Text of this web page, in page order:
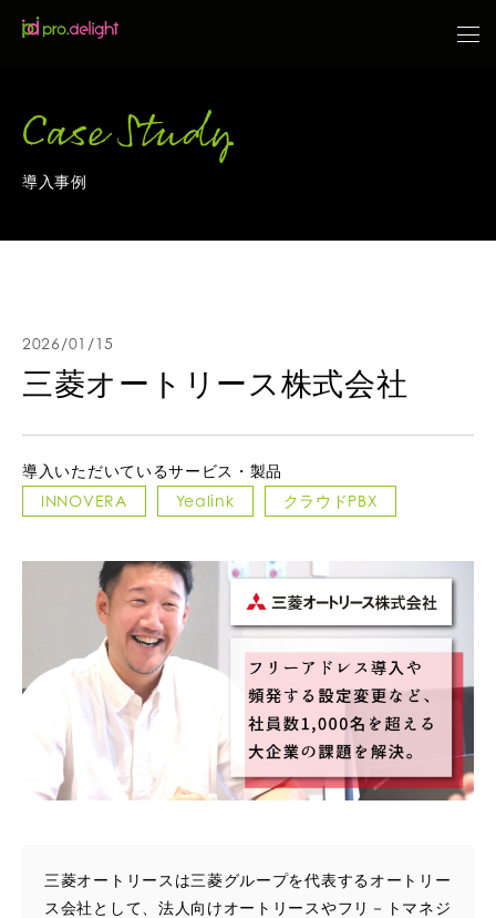
Case Study
導入事例
2026/01/15
三菱オートリース株式会社
導入いただいているサービス・製品
INNOVERA Yealink クラウドPBX
三菱オートリースは三菱グループを代表するオートリー
ス会社として、法人向けオートリースやフリ－トマネジ